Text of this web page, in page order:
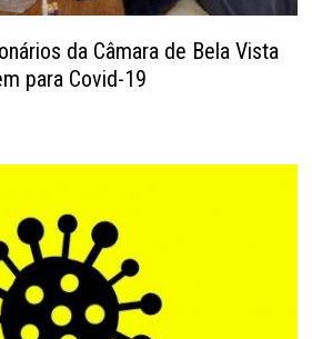
da Câmara de Bela Vista
para Covid-19